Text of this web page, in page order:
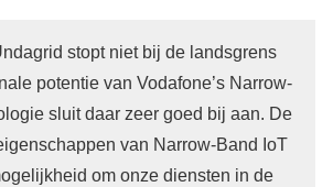
stopt niet bij de landsgrens
potentie van Vodafone’s Narrow-
sluit daar zeer goed bij aan. De
van Narrow-Band IoT
om onze diensten in de